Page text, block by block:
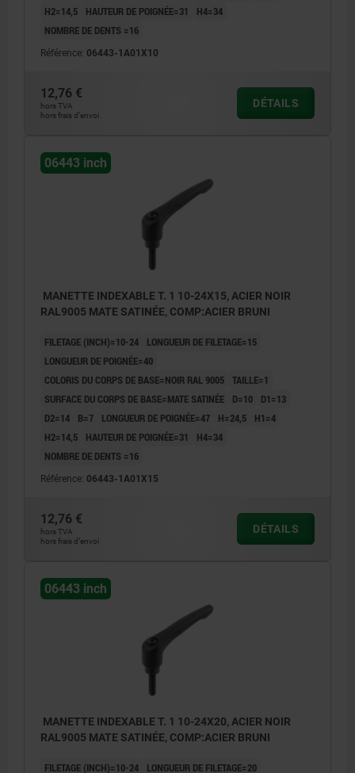
1) Bout plat chanfreiné DIN EN ISO 4753
H2=14,5
HAUTEUR DE POIGNÉE=31
H4=34
NOMBRE DE DENTS =16
Référence: 06443-1A01X10
12,76 €
hors TVA
hors frais d’envoi
DÉTAILS
06443 inch
MANETTE INDEXABLE T. 1 10-24X15, ACIER NOIR
RAL9005 MATE SATINÉE, COMP:ACIER BRUNI
FILETAGE (INCH)=10-24
LONGUEUR DE FILETAGE=15
LONGUEUR DE POIGNÉE=40
COLORIS DU CORPS DE BASE=NOIR RAL 9005 TAILLE=1
SURFACE DU CORPS DE BASE=MATE SATINÉE
D=10
D1=13
D2=14
B=7 LONGUEUR DE POIGNÉE=47 H=24,5
H1=4
H2=14,5
HAUTEUR DE POIGNÉE=31
H4=34
NOMBRE DE DENTS =16
Référence: 06443-1A01X15
12,76 €
hors TVA
hors frais d’envoi
DÉTAILS
06443 inch
MANETTE INDEXABLE T. 1 10-24X20, ACIER NOIR
RAL9005 MATE SATINÉE, COMP:ACIER BRUNI
FILETAGE (INCH)=10-24 LONGUEUR DE FILETAGE=20